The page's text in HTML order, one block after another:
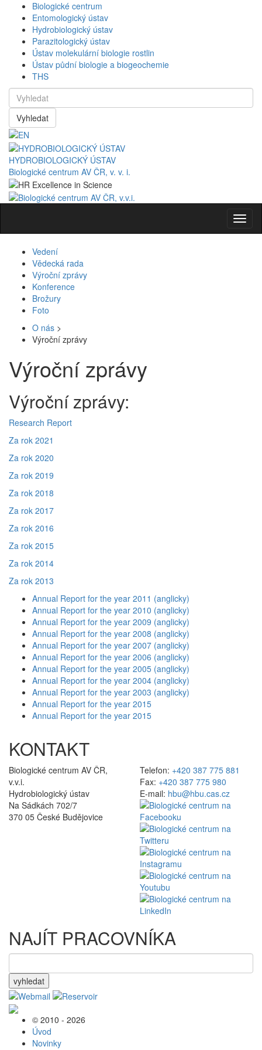
Biologické centrum
Entomologický ústav
Hydrobiologický ústav
Parazitologický ústav
Ústav molekulární biologie rostlin
Ústav půdní biologie a biogeochemie
THS
Vyhledat
HYDROBIOLOGICKÝ ÚSTAV
Biologické centrum AV ČR, v. v. i.
Vedení
Vědecká rada
Výroční zprávy
Konference
Brožury
Foto
O nás >
Výroční zprávy
Výroční zprávy
Výroční zprávy:
Research Report
Za rok 2021
Za rok 2020
Za rok 2019
Za rok 2018
Za rok 2017
Za rok 2016
Za rok 2015
Za rok 2014
Za rok 2013
Annual Report for the year 2011 (anglicky)
Annual Report for the year 2010 (anglicky)
Annual Report for the year 2009 (anglicky)
Annual Report for the year 2008 (anglicky)
Annual Report for the year 2007 (anglicky)
Annual Report for the year 2006 (anglicky)
Annual Report for the year 2005 (anglicky)
Annual Report for the year 2004 (anglicky)
Annual Report for the year 2003 (anglicky)
Annual Report for the year 2015
Annual Report for the year 2015
KONTAKT
Biologické centrum AV ČR,
v.v.i.
Hydrobiologický ústav
Na Sádkách 702/7
370 05 České Budějovice
Telefon: +420 387 775 881
Fax: +420 387 775 980
E-mail: hbu@hbu.cas.cz
NAJÍT PRACOVNÍKA
vyhledat
© 2010 - 2026
Úvod
Novinky